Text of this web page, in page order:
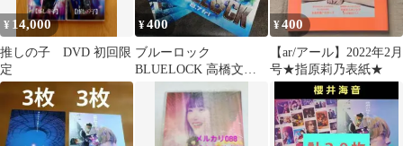
¥ 14,000
推しの子 DVD 初回限
定
¥400
ブルーロック
BLUELOCK 高橋文哉
窪田正孝 櫻井海音 映画
チラシ 7枚
¥400
【ar/アール】2022年2月
号★指原莉乃表紙★